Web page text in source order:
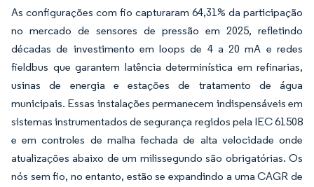
As configurações com fio capturaram 64,31% da participação
no mercado de sensores de pressão em 2025, refletindo
décadas de investimento em loops de 4 a 20 mA e redes
fieldbus que garantem latência determinística em refinarias,
usinas de energia e estações de tratamento de água
municipais. Essas instalações permanecem indispensáveis em
sistemas instrumentados de segurança regidos pela IEC 61508
e em controles de malha fechada de alta velocidade onde
atualizações abaixo de um milissegundo são obrigatórias. Os
nós sem fio, no entanto, estão se expandindo a uma CAGR de